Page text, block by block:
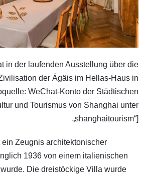
in der laufenden Ausstellung über die
der Ägäis im Hellas-Haus in
WeChat-Konto der Städtischen
und Tourismus von Shanghai unter
„shanghaitourism“]
Zeugnis architektonischer
1936 von einem italienischen
Die dreistöckige Villa wurde